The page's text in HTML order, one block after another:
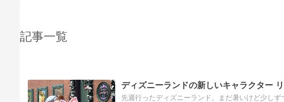
記事一覧
ディズニーランドの新しいキャラクター
先週行ったディズニーランド。まだ暑いけど少し